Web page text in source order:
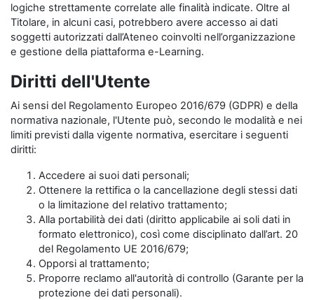
logiche strettamente correlate alle finalità indicate. Oltre al
Titolare, in alcuni casi, potrebbero avere accesso ai dati
soggetti autorizzati dall’Ateneo coinvolti nell’organizzazione
e gestione della piattaforma e-Learning.
Diritti dell'Utente
Ai sensi del Regolamento Europeo 2016/679 (GDPR) e della
normativa nazionale, l'Utente può, secondo le modalità e nei
limiti previsti dalla vigente normativa, esercitare i seguenti
diritti:
Accedere ai suoi dati personali;
Ottenere la rettifica o la cancellazione degli stessi dati
o la limitazione del relativo trattamento;
Alla portabilità dei dati (diritto applicabile ai soli dati in
formato elettronico), così come disciplinato dall’art. 20
del Regolamento UE 2016/679;
Opporsi al trattamento;
Proporre reclamo all'autorità di controllo (Garante per la
protezione dei dati personali).